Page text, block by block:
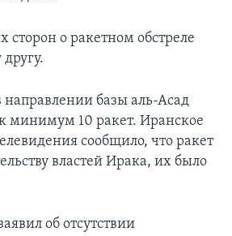
о ракетном обстреле
базы аль-Асад
минимум 10 ракет. Иранское
сообщило, что ракет
властей Ирака, их было
об отсутствии